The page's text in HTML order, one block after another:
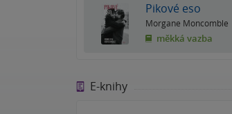
Pikové eso
Morgane Moncomble
měkká vazba
E-knihy